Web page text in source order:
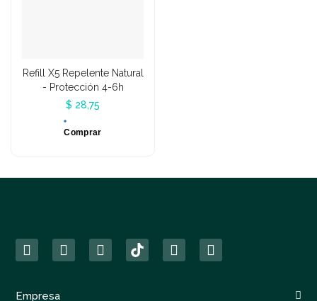
Refill X5 Repelente Natural
- Protección 4-6h
$ 28,75
Comprar
Empresa